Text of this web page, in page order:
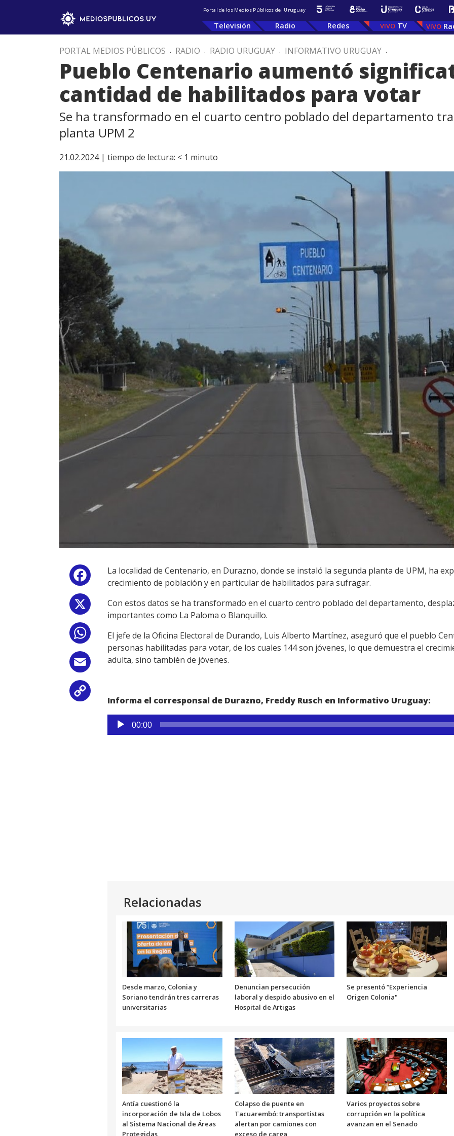
Portal de los Medios Públicos del Uruguay
Televisión Radio Redes TV
PORTAL MEDIOS PÚBLICOS . RADIO . RADIO URUGUAY . INFORMATIVO URUGUAY .
Pueblo Centenario aumentó
cantidad de habilitados para votar
Se ha transformado en el cuarto centro poblado del departamento
planta UPM 2
21.02.2024 | tiempo de lectura: < 1 minuto
Facebook
WhatsApp
Email
Link
La localidad de Centenario, en Durazno, donde se instaló la segunda planta de UPM, ha
crecimiento de población y en particular de habilitados para sufragar.
Con estos datos se ha transformado en el cuarto centro poblado del departamento,
importantes como La Paloma o Blanquillo.
El jefe de la Oficina Electoral de Durando, Luis Alberto Martínez, aseguró que el pueblo
personas habilitadas para votar, de los cuales 144 son jóvenes, lo que demuestra el
adulta, sino también de jóvenes.
Informa el corresponsal de Durazno, Freddy Rusch en Informativo Uruguay:
Reproductor
de
00:00
Relacionadas
Desde marzo, Colonia y
Soriano tendrán tres carreras
universitarias
Denuncian persecución
laboral y despido abusivo en el
Hospital de Artigas
Se presentó “Experiencia
Origen Colonia"
Antía cuestionó la
incorporación de Isla de Lobos
al Sistema Nacional de Áreas
Protegidas
Colapso de puente en
Tacuarembó: transportistas
alertan por camiones con
exceso de carga
Varios proyectos sobre
corrupción en la política
avanzan en el Senado